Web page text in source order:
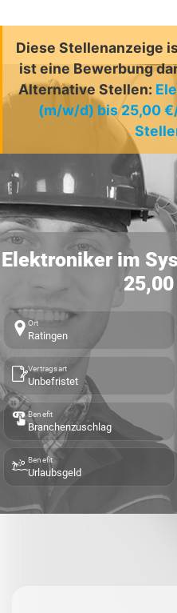
Diese Stellenanzeige
ist eine Bewerbung
Alternative Stellen:
(m/w/d) bis 25,00
Elektroniker im
Ort
Ratingen
Vertragsart
Unbefristet
Benefit
Branchenzuschlag
Benefit
Urlaubsgeld